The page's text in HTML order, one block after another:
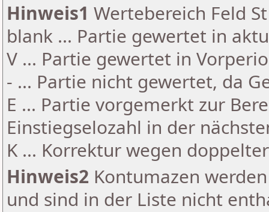
Hinweis1 Wertebereich Feld
blank ... Partie gewertet in
V ... Partie gewertet in
- ... Partie nicht gewertet, da
E ... Partie vorgemerkt zur
Einstiegselozahl in der
K ... Korrektur wegen
Hinweis2 Kontumazen
und sind in der Liste nicht